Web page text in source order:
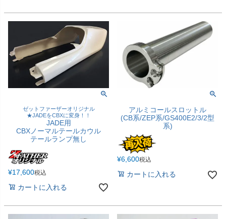
ゼットファーザーオリジナル
★JADEをCBXに変身！！
JADE用
CBXノーマルテールカウル
テールランプ無し
¥17,600税込
カートに入れる
アルミコールスロットル
(CB系/ZEP系/GS400E2/3/2型
系)
¥6,600税込
カートに入れる